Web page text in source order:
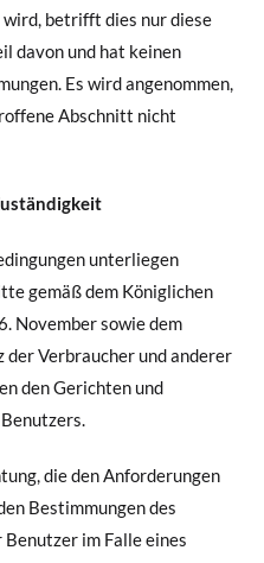
betrifft dies nur diese
davon und hat keinen
Es wird angenommen,
Abschnitt nicht
unterliegen
gemäß dem Königlichen
November sowie dem
der Verbraucher und anderer
den Gerichten und
die den Anforderungen
Bestimmungen des
im Falle eines